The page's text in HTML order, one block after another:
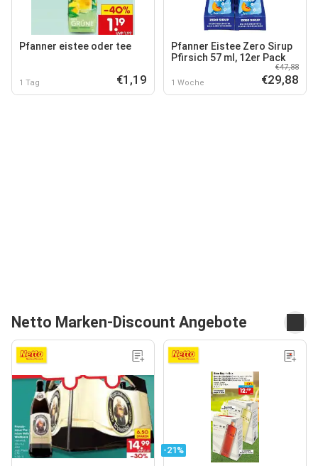
Pfanner eistee oder tee
1 Tag €1,19
Pfanner Eistee Zero Sirup
Pfirsich 57 ml, 12er Pack
1 Woche
€47,88
€29,88
Netto Marken-Discount Angebote
-21%